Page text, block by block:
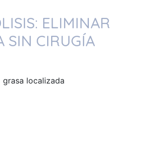
ELIMINAR
SIN CIRUGÍA